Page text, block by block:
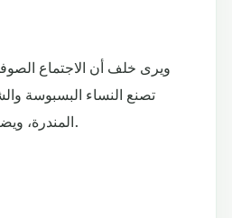
ويرى خلف أن الاجتماع
تصنع النساء البسبوسة
المندرة، ويضربون الرق وهم ينشدون.